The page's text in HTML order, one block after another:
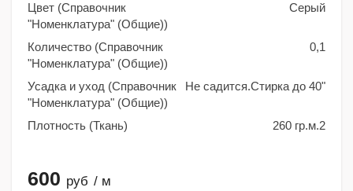
Цвет (Справочник
"Номенклатура" (Общие))
Серый
Количество (Справочник
"Номенклатура" (Общие))
0,1
Усадка и уход (Справочник
"Номенклатура" (Общие))
Не садится.Стирка до 40"
Плотность (Ткань) 260 гр.м.2
600 руб / м